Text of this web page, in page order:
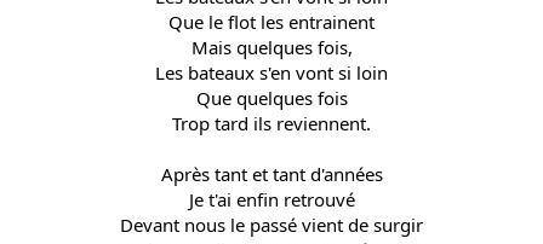
Que le flot les entrainent
Mais quelques fois,
Les bateaux s'en vont si loin
Que quelques fois
Trop tard ils reviennent.
Après tant et tant d'années
Je t'ai enfin retrouvé
Devant nous le passé vient de surgir